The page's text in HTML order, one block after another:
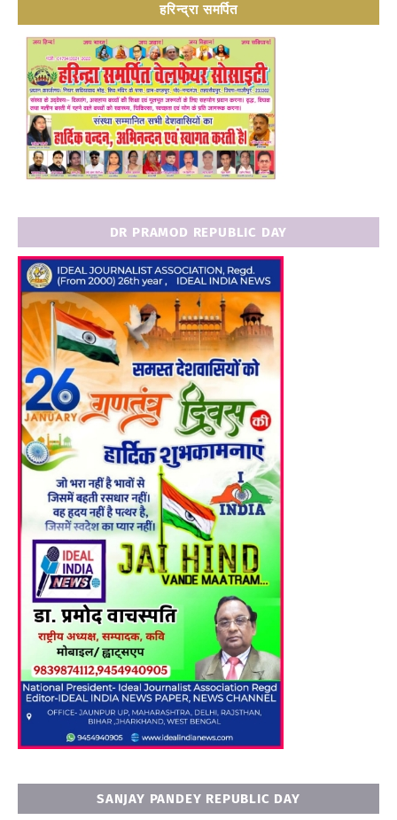
हरिन्द्रा समर्पित
DR PRAMOD REPUBLIC DAY
SANJAY PANDEY REPUBLIC DAY